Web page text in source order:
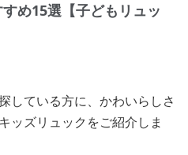
め15選【子どもリュッ
している方に、かわいらしさ
ッズリュックをご紹介しま